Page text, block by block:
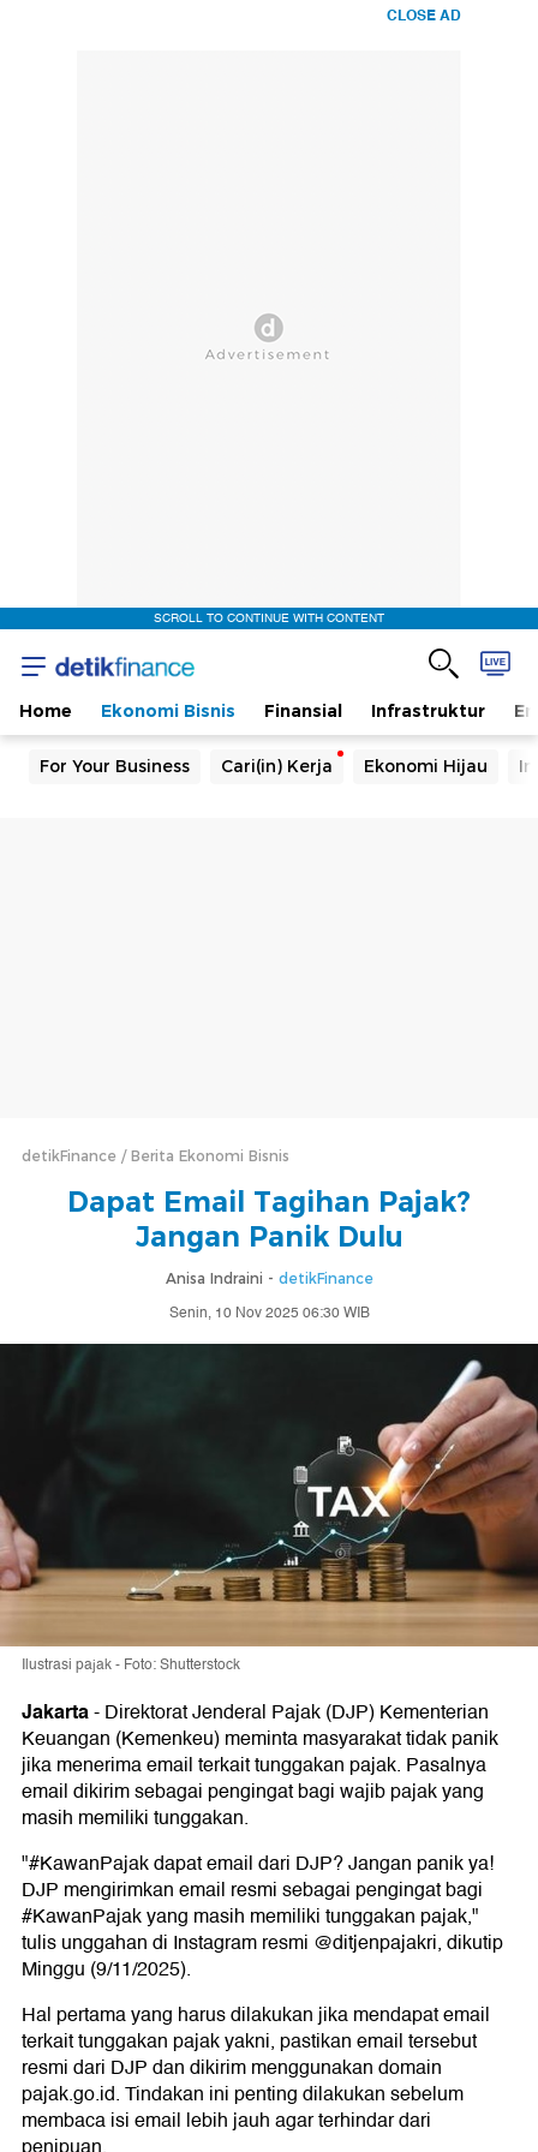
CLOSE AD
SCROLL TO CONTINUE WITH CONTENT
Home Ekonomi Bisnis Finansial Infrastruktur
For Your Business Cari(in) Kerja Ekonomi Hijau
detikFinance Berita Ekonomi Bisnis
Dapat Email Tagihan Pajak?
Jangan Panik Dulu
Anisa Indraini - detikFinance
Senin, 10 Nov 2025 06:30 WIB
Ilustrasi pajak - Foto: Shutterstock
Jakarta-Direktorat Jenderal Pajak (DJP) Kementerian
Keuangan (Kemenkeu) meminta masyarakat tidak panik
jika menerima email terkait tunggakan pajak. Pasalnya
email dikirim sebagai pengingat bagi wajib pajak yang
masih memiliki tunggakan.
"#KawanPajak dapat email dari DJP? Jangan panik ya!
DJP mengirimkan email resmi sebagai pengingat bagi
#KawanPajak yang masih memiliki tunggakan pajak,"
tulis unggahan di Instagram resmi @ditjenpajakri, dikutip
Minggu (9/11/2025).
Hal pertama yang harus dilakukan jika mendapat email
terkait tunggakan pajak yakni, pastikan email tersebut
resmi dari DJP dan dikirim menggunakan domain
pajak.go.id. Tindakan ini penting dilakukan sebelum
membaca isi email lebih jauh agar terhindar dari